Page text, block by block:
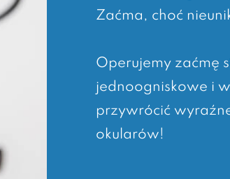
Zaćma, choć
Operujemy zaćmę
jednoogniskowe i
przywrócić
okularów!